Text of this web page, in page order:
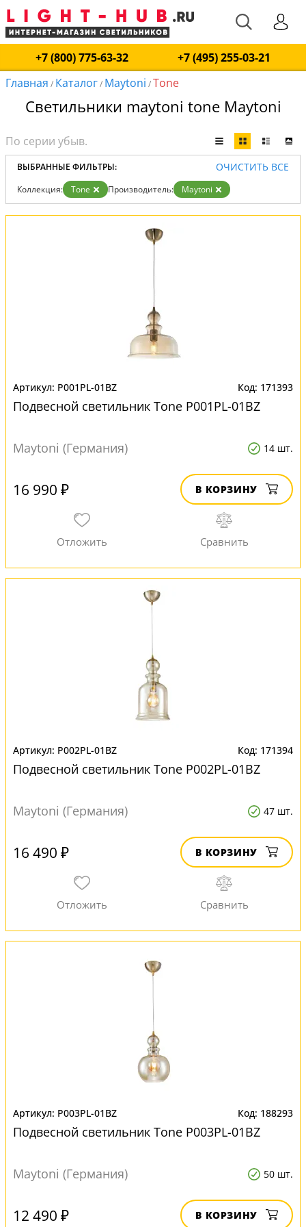
+7 (800) 775-63-32
+7 (495) 255-03-21
Главная / Каталог/ Maytoni /Tone
Светильники maytoni tone Maytoni
ВЫБРАННЫЕ ФИЛЬТРЫ: ОЧИСТИТЬ ВСЕ
Коллекция: Tone Производитель: Maytoni
P001PL-01BZ 171393
Подвесной светильник Tone P001PL-01BZ
Maytoni (Германия) 14 шт.
16 990 ₽ В КОРЗИНУ
P002PL-01BZ 171394
Подвесной светильник Tone P002PL-01BZ
Maytoni (Германия) 47 шт.
16 490 ₽ В КОРЗИНУ
P003PL-01BZ 188293
Подвесной светильник Tone P003PL-01BZ
Maytoni (Германия) 50 шт.
12 490 ₽ В КОРЗИНУ